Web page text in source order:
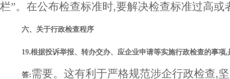
栏”。在公布检查标准时,要解决检查标准过高或
六、关于行政检查程序
19.根据投诉举报、转办交办、应企业申请等实施行政检查的事
答:需要。这有利于严格规范涉企行政检查,